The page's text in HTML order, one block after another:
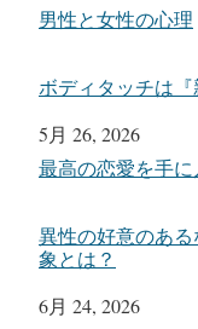
関連理由
男性と女性の心理
ボディタッチは
日付
5月 26, 2026
関連理由
最高の恋愛を手
異性の好意のあ
象とは？
日付
6月 24, 2026